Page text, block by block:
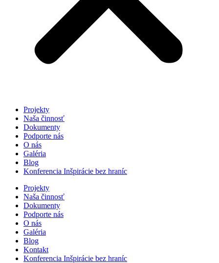
Projekty
Naša činnosť
Dokumenty
Podporte nás
O nás
Galéria
Blog
Konferencia Inšpirácie bez hraníc
Projekty
Naša činnosť
Dokumenty
Podporte nás
O nás
Galéria
Blog
Kontakt
Konferencia Inšpirácie bez hraníc